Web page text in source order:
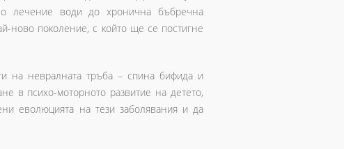
лечение води до хронична бъбречна
ново поколение, с който ще се постигне
на невралната тръба – спина бифида и
в психо-моторното развитие на детето,
еволюцията на тези заболявания и да